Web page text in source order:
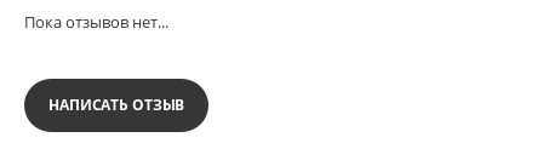
Пока отзывов нет...
НАПИСАТЬ ОТЗЫВ